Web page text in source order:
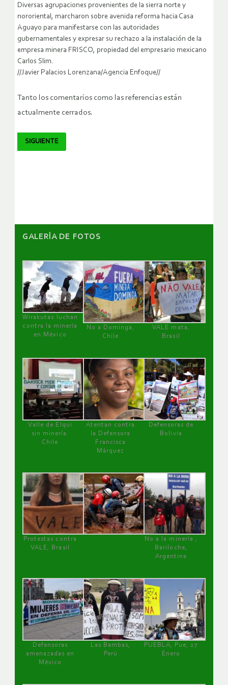
Diversas agrupaciones provenientes de la sierra norte y
nororiental, marcharon sobre avenida reforma hacia Casa
Aguayo para manifestarse con las autoridades
gubernamentales y expresar su rechazo a la instalación de la
empresa minera FRISCO, propiedad del empresario mexicano
Carlos Slim.
//Javier Palacios Lorenzana/Agencia Enfoque//
Tanto los comentarios como las referencias están
actualmente cerrados.
SIGUIENTE
GALERÌA DE FOTOS
Wirakutas luchan
contra la minería
en México
No a Dominga,
Chile
VALE mata,
Brasil
Valle de Elqui
sin minería.
Chile
Atentan contra
la Defensora
Francisca
Márquez
Defensoras de
Bolivia
Protestas contra
VALE, Brasil
No a la minería ,
Bariloche,
Argentina
Defensoras
amenazadas en
México
Las Bambas,
Perú
PUEBLA, Pue, 27
Enero